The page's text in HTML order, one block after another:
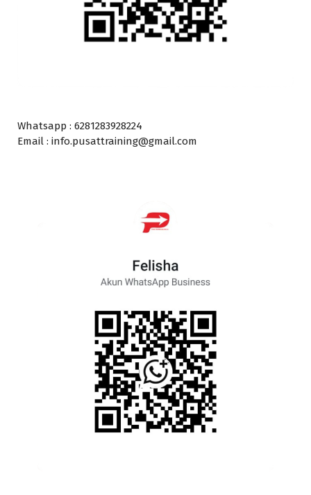
Whatsapp : 6281283928224
Email : info.pusattraining@gmail.com